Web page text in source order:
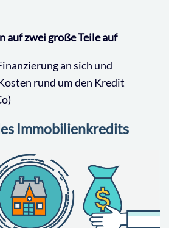
auf zwei große Teile auf
an sich und
rund um den Kredit
Immobilienkredits